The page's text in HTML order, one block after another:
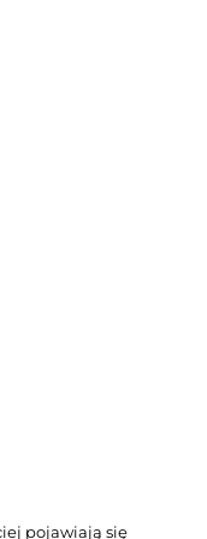
pojawiają się